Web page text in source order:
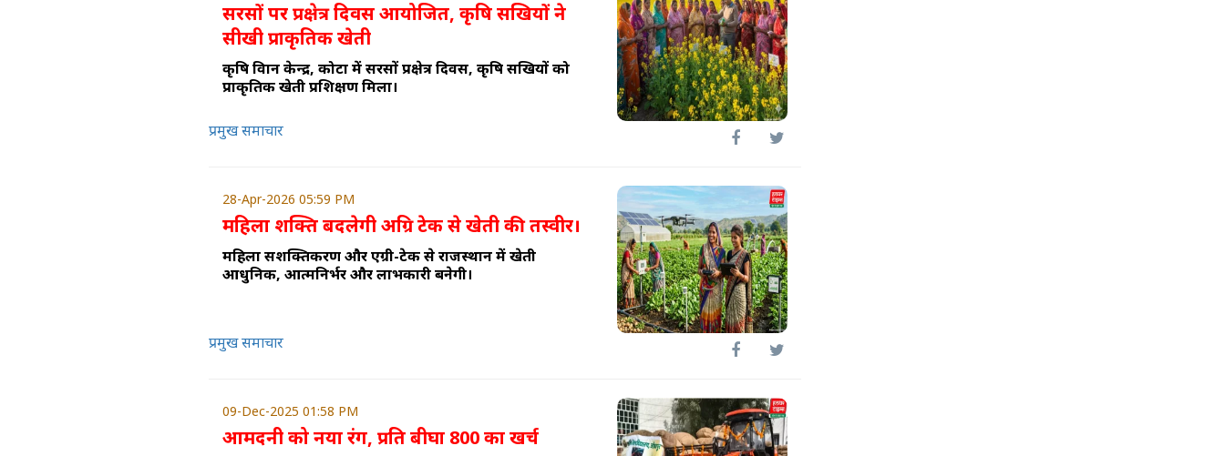
सरसों पर प्रक्षेत्र दिवस आयोजित, कृषि सखियों ने
सीखी प्राकृतिक खेती
कृषि विज्ञान केन्द्र, कोटा में सरसों प्रक्षेत्र दिवस, कृषि सखियों को
प्राकृतिक खेती प्रशिक्षण मिला।
प्रमुख समाचार
28-Apr-2026 05:59 PM
महिला शक्ति बदलेगी अग्रि टेक से खेती की तस्वीर।
महिला सशक्तिकरण और एग्री-टेक से राजस्थान में खेती
आधुनिक, आत्मनिर्भर और लाभकारी बनेगी।
प्रमुख समाचार
09-Dec-2025 01:58 PM
आमदनी को नया रंग, प्रति बीघा 800 का खर्च